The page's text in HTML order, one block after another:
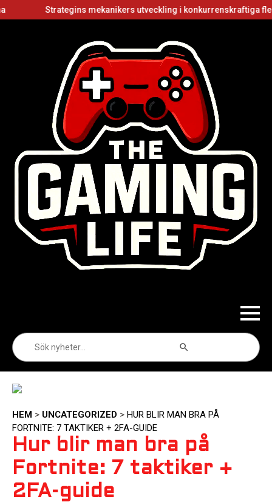
Strategins mekanikers utveckling i konkurrenskraftiga
efter:
HEM > UNCATEGORIZED > HUR BLIR MAN BRA PÅ
FORTNITE: 7 TAKTIKER + 2FA-GUIDE
Hur blir man bra på
Fortnite: 7 taktiker +
2FA-guide